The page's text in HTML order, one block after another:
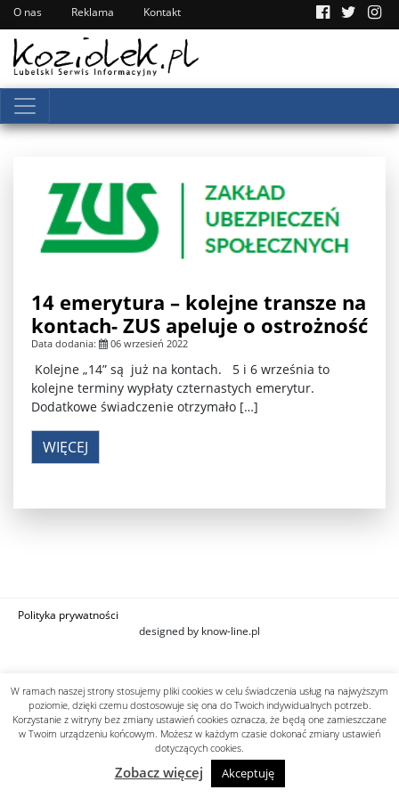
O nas Reklama Kontakt
14 emerytura – kolejne transze na
kontach- ZUS apeluje o ostrożność
Data dodania: 06 wrzesień 2022
Kolejne „14” są już na kontach. 5 i 6 września to
kolejne terminy wypłaty czternastych emerytur.
Dodatkowe świadczenie otrzymało […]
WIĘCEJ
Polityka prywatności
designed by know-line.pl
W ramach naszej strony stosujemy pliki cookies w celu świadczenia usług na najwyższym
poziomie, dzięki czemu dostosowuje się ona do Twoich indywidualnych potrzeb.
Korzystanie z witryny bez zmiany ustawień cookies oznacza, że będą one zamieszczane
w Twoim urządzeniu końcowym. Możesz w każdym czasie dokonać zmiany ustawień
dotyczących cookies.
Zobacz więcej Akceptuję